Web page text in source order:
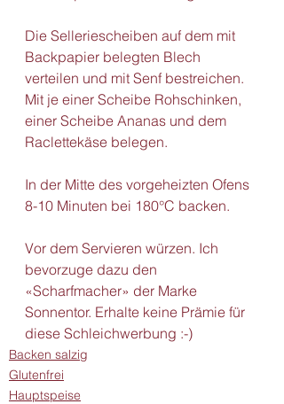
Die Selleriescheiben auf dem mit
Backpapier belegten Blech
verteilen und mit Senf bestreichen.
Mit je einer Scheibe Rohschinken,
einer Scheibe Ananas und dem
Raclettekäse belegen.
In der Mitte des vorgeheizten Ofens
8-10 Minuten bei 180°C backen.
Vor dem Servieren würzen. Ich
bevorzuge dazu den
«Scharfmacher» der Marke
Sonnentor. Erhalte keine Prämie für
diese Schleichwerbung :-)
Backen salzig
Glutenfrei
Hauptspeise